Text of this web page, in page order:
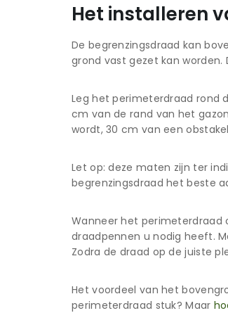
Het installeren
De begrenzingsdraad kan
grond vast gezet kan worden.
Leg het perimeterdraad rond
cm van de rand van het
wordt, 30 cm van een
Let op: deze maten zijn ter
begrenzingsdraad het beste
Wanneer het perimeterdraad
draadpennen u nodig heeft.
Zodra de draad op de juiste
Het voordeel van het
perimeterdraad stuk? Maar